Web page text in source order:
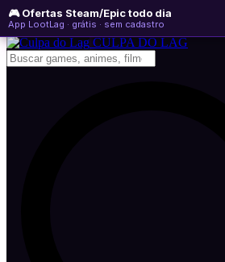
🎮 Ofertas Steam/Epic todo dia
App LootLag · grátis · sem cadastro
sábado, 08 de agosto de 2026 WhatsApp
Newsletter
CULPA DO LAG